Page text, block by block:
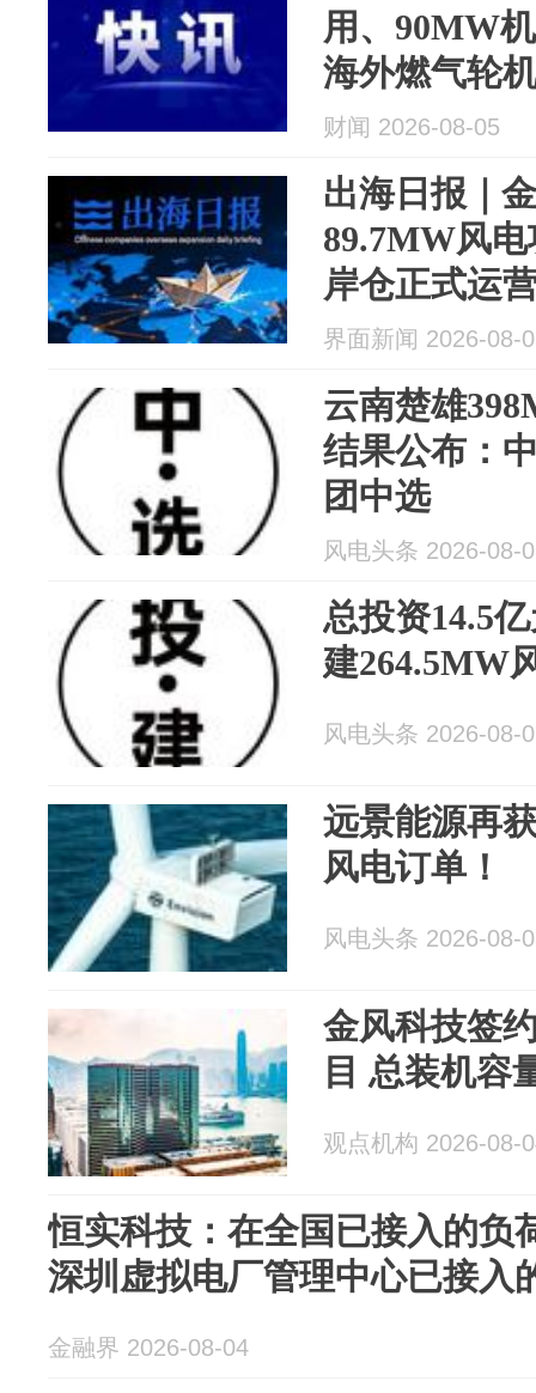
用、90MW
海外燃气轮
财闻 2026-08-05
出海日报｜
89.7MW风
岸仓正式运
界面新闻 2026-08-
云南楚雄
结果公布：
团中选
风电头条 2026-08-
总投资14.5
建264.5MW
风电头条 2026-08-
远景能源再
风电订单！
风电头条 2026-08-
金风科技签
目 总装机容
观点机构 2026-08-
恒实科技：在全国已接入的负
深圳虚拟电厂管理中心已接入
金融界 2026-08-04